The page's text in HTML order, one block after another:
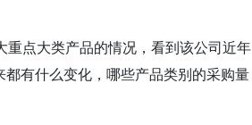
点大类产品的情况，看到该公司近年
有什么变化，哪些产品类别的采购量